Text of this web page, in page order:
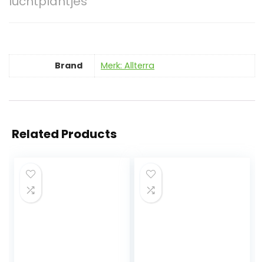
Brand Merk: Allterra
Related Products